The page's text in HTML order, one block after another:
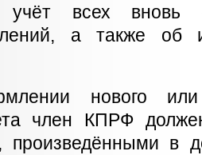
учёт всех вновь
а также об
нового или
член КПРФ
произведёнными в